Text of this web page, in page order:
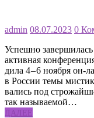
admin 08.07.2023 0
Успеш­но
ак­тив­ная
ди­ла 4 – 6 нояб­ря он-
в Рос­сии темы
ва­лись под
так назы­ва­е­мой…
ДАЛЕЕ